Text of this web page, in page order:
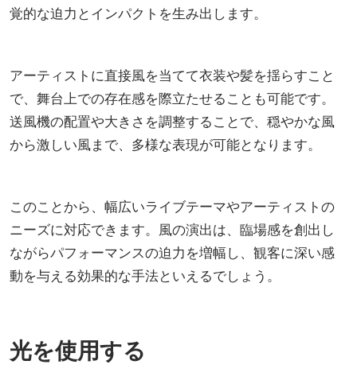
覚的な迫力とインパクトを生み出します。
アーティストに直接風を当てて衣装や髪を揺らすこと
で、舞台上での存在感を際立たせることも可能です。
送風機の配置や大きさを調整することで、穏やかな風
から激しい風まで、多様な表現が可能となります。
このことから、幅広いライブテーマやアーティストの
ニーズに対応できます。風の演出は、臨場感を創出し
ながらパフォーマンスの迫力を増幅し、観客に深い感
動を与える効果的な手法といえるでしょう。
光を使用する